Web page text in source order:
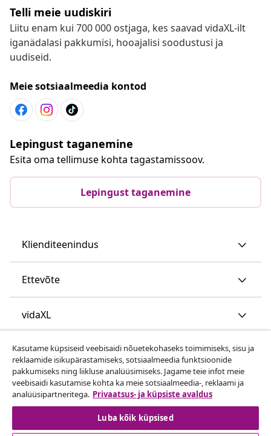
Telli meie uudiskiri
Liitu enam kui 700 000 ostjaga, kes saavad vidaXL-ilt
iganädalasi pakkumisi, hooajalisi soodustusi ja
uudiseid.
Meie sotsiaalmeedia kontod
Lepingust taganemine
Esita oma tellimuse kohta tagastamissoov.
Lepingust taganemine
Klienditeenindus
Ettevõte
vidaXL
Vaata rohkem
Kasutame küpsiseid veebisaidi nõuetekohaseks toimimiseks, sisu ja
reklaamide isikupärastamiseks, sotsiaalmeedia funktsioonide
pakkumiseks ning liikluse analüüsimiseks. Jagame teie infot meie
veebisaidi kasutamise kohta ka meie sotsiaalmeedia-, reklaami ja
analüüsipartneritega. Privaatsus- ja küpsiste avaldus
Luba kõik küpsised